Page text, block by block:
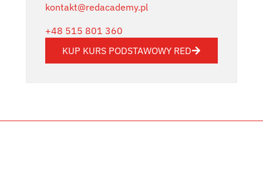
kontakt@redacademy.pl
+48 515 801 360
KUP KURS PODSTAWOWY RED